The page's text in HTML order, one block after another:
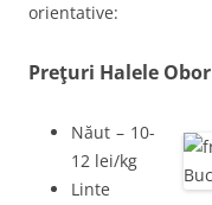
orientative:
Preţuri Halele Obor
Năut – 10-
12 lei/kg
Linte